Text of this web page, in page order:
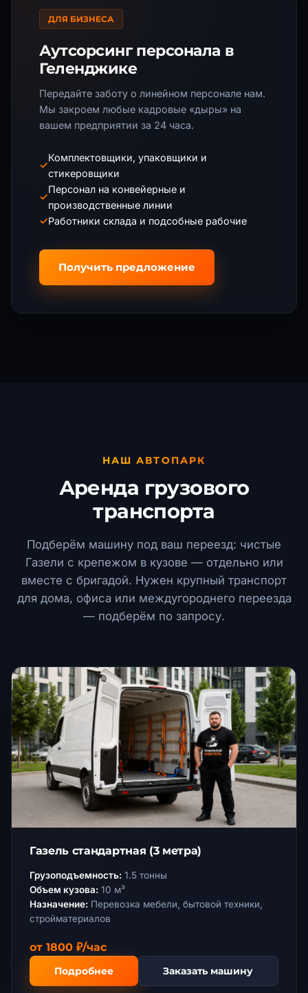
ДЛЯ БИЗНЕСА
Аутсорсинг персонала в
Геленджике
Передайте заботу о линейном персонале нам.
Мы закроем любые кадровые «дыры» на
вашем предприятии за 24 часа.
✓
Комплектовщики, упаковщики и
стикеровщики
✓
Персонал на конвейерные и
производственные линии
✓Работники склада и подсобные рабочие
Получить предложение
НАШ АВТОПАРК
Аренда грузового
транспорта
Подберём машину под ваш переезд: чистые
Газели с крепежом в кузове — отдельно или
вместе с бригадой. Нужен крупный транспорт
для дома, офиса или междугороднего переезда
— подберём по запросу.
Газель стандартная (3 метра)
Грузоподъемность: 1.5 тонны
Объем кузова: 10 м³
Назначение: Перевозка мебели, бытовой техники,
стройматериалов
от 1800 ₽/час
Подробнее Заказать машину